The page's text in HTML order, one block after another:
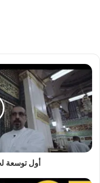
أول توسعة